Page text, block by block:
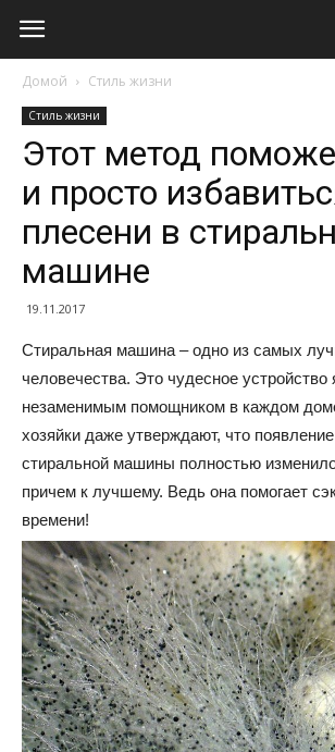
Домой Стиль жизни
Стиль жизни
Этот метод
и просто
плесени в
машине
19.11.2017
Стиральная машина – одно из самых
человечества. Это чудесное устройство
незаменимым помощником в каждом
хозяйки даже утверждают, что
стиральной машины полностью
причем к лучшему. Ведь она помогает
времени!